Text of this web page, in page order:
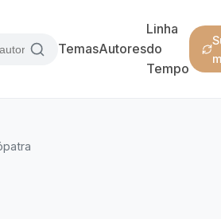
TemasAutores
Linha
do
Tempo